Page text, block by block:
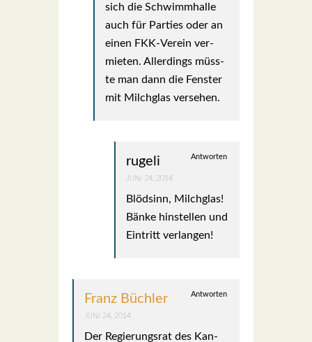
sich die Schwimm­hal­le
auch für Par­ties oder an
einen FKK-Ver­ein ver­
mie­ten. Aller­dings müss­
te man dann die Fens­ter
mit Milch­glas ver­se­hen.
rugeli Antworten
JUNI 24, 2014
Blöd­sinn, Milch­glas!
Bän­ke hin­stel­len und
Ein­tritt ver­lan­gen!
Franz Büchler Antworten
JUNI 24, 2014
Der Regie­rungs­rat des Kan­